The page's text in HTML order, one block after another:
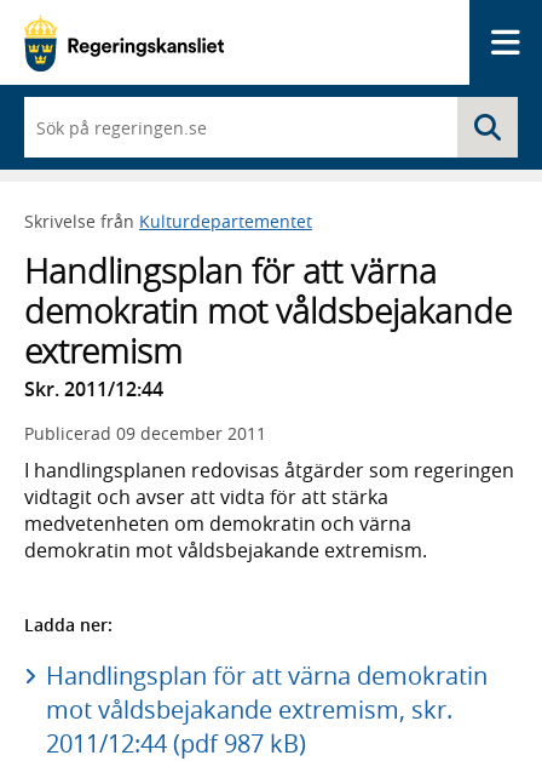
du
börjar
skriva
framträder
lista
med
sökförslag
Skrivelse från Kulturdepartementet
Handlingsplan för att värna
demokratin mot våldsbejakande
extremism
Skr. 2011/12:44
Publicerad 09 december 2011
I handlingsplanen redovisas åtgärder som regeringen
vidtagit och avser att vidta för att stärka
medvetenheten om demokratin och värna
demokratin mot våldsbejakande extremism.
Ladda ner:
Handlingsplan för att värna demokratin
mot våldsbejakande extremism, skr.
2011/12:44 (pdf 987 kB)